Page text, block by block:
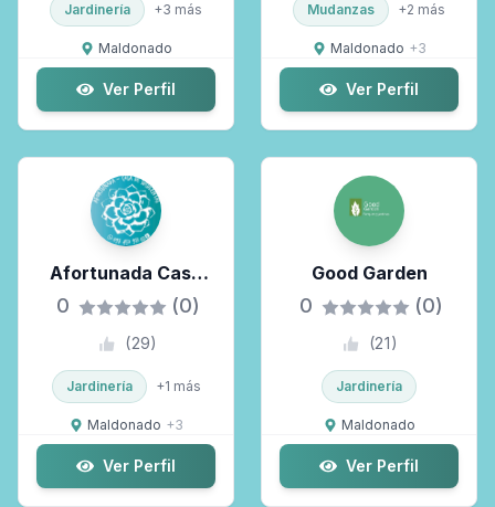
Jardinería +3 más
Maldonado
Ver Perfil
Mudanzas +2 más
Maldonado +3
Ver Perfil
Afortunada Casa
De Suculentas
0 (0)
(29)
Jardinería +1 más
Maldonado +3
Ver Perfil
Good Garden
0 (0)
(21)
Jardinería
Maldonado
Ver Perfil